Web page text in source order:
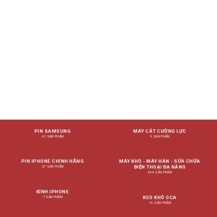
PIN SAMSUNG
42 SẢN PHẨM
PIN IPHONE CHÍNH HÃNG
27 SẢN PHẨM
KÍNH IPHONE
7 SẢN PHẨM
MÁY CẮT CƯỜNG LỰC
9 SẢN PHẨM
MÁY KHÒ - MÁY HÀN - SỬA CHỮA
ĐIỆN THOẠI ĐA NĂNG
444 SẢN PHẨM
KEO KHÔ OCA
18 SẢN PHẨM